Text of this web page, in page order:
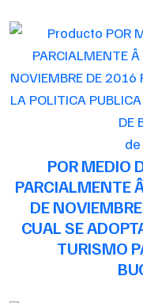
POR MEDIO
PARCIALMENTE
DE
CUAL SE
TURISMO